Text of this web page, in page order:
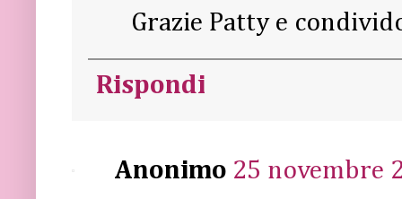
Grazie Patty e
Rispondi
Anonimo 25 novembre